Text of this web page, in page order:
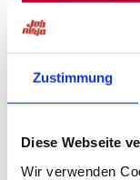
Zustimmung
Diese Webseite
Wir verwenden